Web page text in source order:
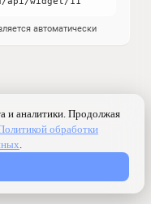
автоматически